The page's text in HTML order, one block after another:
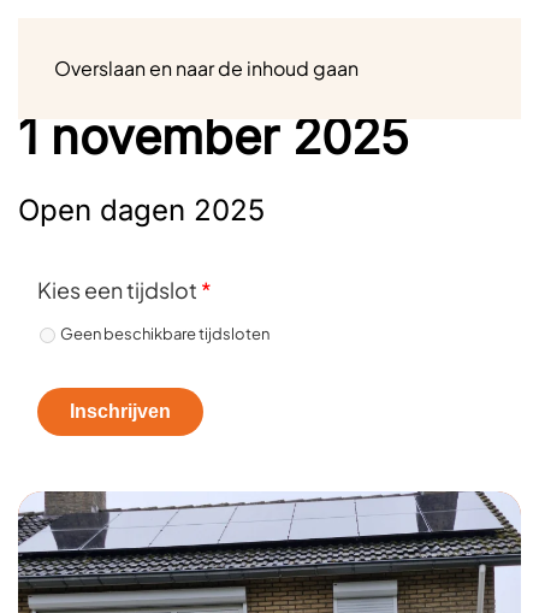
Overslaan en naar de inhoud gaan
1 november 2025
Open dagen 2025
Kies een tijdslot *
Geen beschikbare tijdsloten
Inschrijven